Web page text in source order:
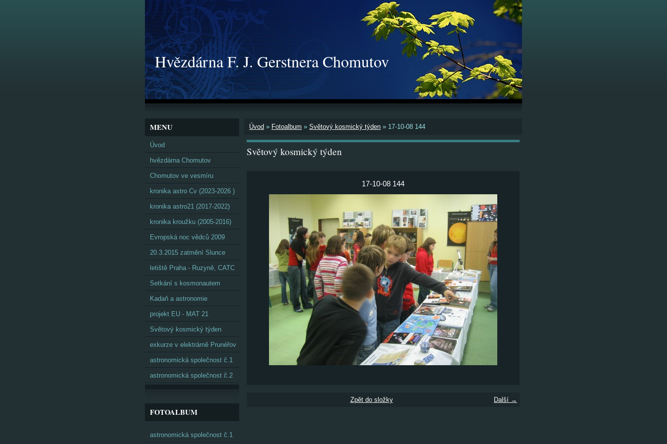
Hvězdárna F. J. Gerstnera Chomutov
Úvod » Fotoalbum » Světový kosmický týden » 17-10-08 144
Světový kosmický týden
17-10-08 144
Další →
Zpět do složky
MENU
Úvod
hvězdárna Chomutov
Chomutov ve vesmíru
kronika astro Cv (2023-2026 )
kronika astro21 (2017-2022)
kronika kroužku (2005-2016)
Evropská noc vědců 2009
20.3.2015 zatmění Slunce
letiště Praha - Ruzyně, CATC
Setkání s kosmonautem
Kadaň a astronomie
projekt EU - MAT 21
Světový kosmický týden
exkurze v elektrárně Prunéřov
astronomická společnost č.1
astronomická společnost č.2
FOTOALBUM
astronomická společnost č.1